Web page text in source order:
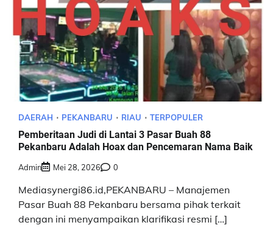
DAERAH PEKANBARU RIAU TERPOPULER
Pemberitaan Judi di Lantai 3 Pasar Buah 88
Pekanbaru Adalah Hoax dan Pencemaran Nama Baik
Admin Mei 28, 2026 0
Mediasynergi86.id,PEKANBARU – Manajemen
Pasar Buah 88 Pekanbaru bersama pihak terkait
dengan ini menyampaikan klarifikasi resmi […]